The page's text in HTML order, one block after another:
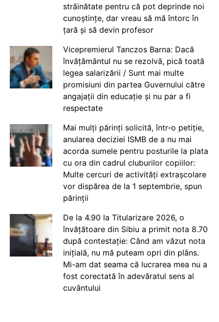
străinătate pentru că pot deprinde noi
cunoștințe, dar vreau să mă întorc în
țară și să devin profesor
Vicepremierul Tanczos Barna: Dacă
învățământul nu se rezolvă, pică toată
legea salarizării / Sunt mai multe
promisiuni din partea Guvernului către
angajații din educație și nu par a fi
respectate
Mai mulți părinți solicită, într-o petiție,
anularea deciziei ISMB de a nu mai
acorda sumele pentru posturile la plata
cu ora din cadrul cluburilor copiilor:
Multe cercuri de activități extrașcolare
vor dispărea de la 1 septembrie, spun
părinții
De la 4.90 la Titularizare 2026, o
învățătoare din Sibiu a primit nota 8.70
după contestație: Când am văzut nota
inițială, nu mă puteam opri din plâns.
Mi-am dat seama că lucrarea mea nu a
fost corectată în adevăratul sens al
cuvântului